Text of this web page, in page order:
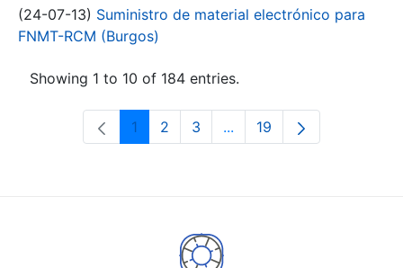
(24-07-13) Suministro de material electrónico para
FNMT-RCM (Burgos)
Showing 1 to 10 of 184 entries.
Page
1 Page
2 Page
3 ...Intermediate Pages Use
Page
19